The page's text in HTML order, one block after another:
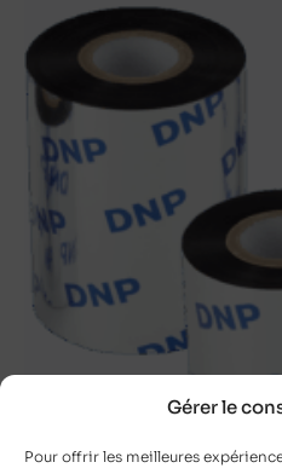
Gérer le
Pour offrir les meilleures